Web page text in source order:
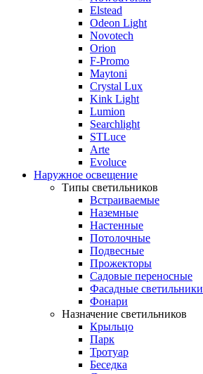
Elstead
Odeon Light
Novotech
Orion
F-Promo
Maytoni
Crystal Lux
Kink Light
Lumion
Searchlight
STLuce
Arte
Evoluce
Наружное освещение
Типы светильников
Встраиваемые
Наземные
Настенные
Потолочные
Подвесные
Прожекторы
Садовые переносные
Фасадные светильники
Фонари
Назначение светильников
Крыльцо
Парк
Тротуар
Беседка